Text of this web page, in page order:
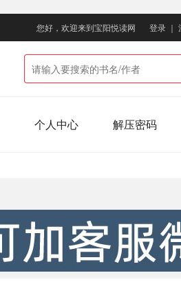
您好，欢迎来到宝阳悦读网 登录 ｜
个人中心 解压密码